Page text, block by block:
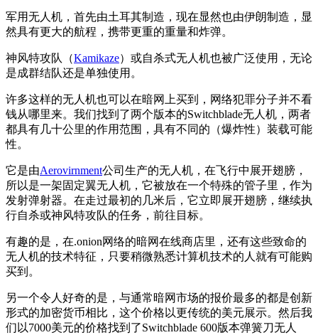
军用无人机，首先由土耳其制造，现在显然也由伊朗制造，显
然具有更大的航程，携带更重的重量和炸弹。
神风特攻队（Kamikaze）或自杀式无人机也被广泛使用，无论
是成群结队还是单独使用。
许多这样的无人机也可以在暗网上买到，网络犯罪分子并不看
钱从哪里来。我们找到了两个版本的Switchblade无人机，两者
都具有几十公里的作用范围，具有不同的（爆炸性）装载可能
性。
它是由Aerovirnment公司生产的无人机，在飞行中展开翅膀，
所以是一架固定翼无人机，它被放在一个特殊的管子里，作为
发射弹射器。在走过最初的几米后，它立即展开翅膀，继续执
行自杀或神风特攻队的任务，前往目标。
有趣的是，在.onion网络的暗网在线商店里，还有这些致命的
无人机的技术特征，只要稍微熟悉计算机技术的人就有可能购
买到。
另一个令人好奇的是，与通常暗网市场的报价最多的都是创新
形式的加密货币相比，这个价格以更传统的美元展示。然后我
们以7000美元的价格找到了Switchblade 600版本弹簧刀无人